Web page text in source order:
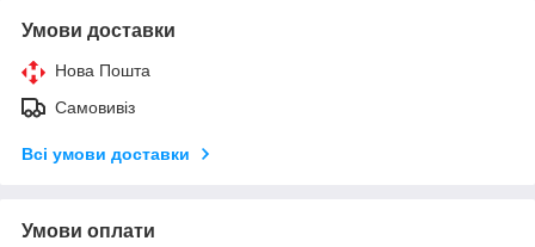
Умови доставки
Нова Пошта
Самовивіз
Всі умови доставки
Умови оплати